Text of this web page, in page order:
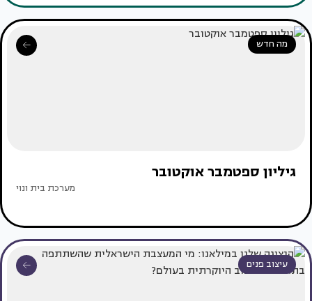
מה חדש
גיליון ספטמבר אוקטובר
מערכת בית ונוי
עיצוב פנים